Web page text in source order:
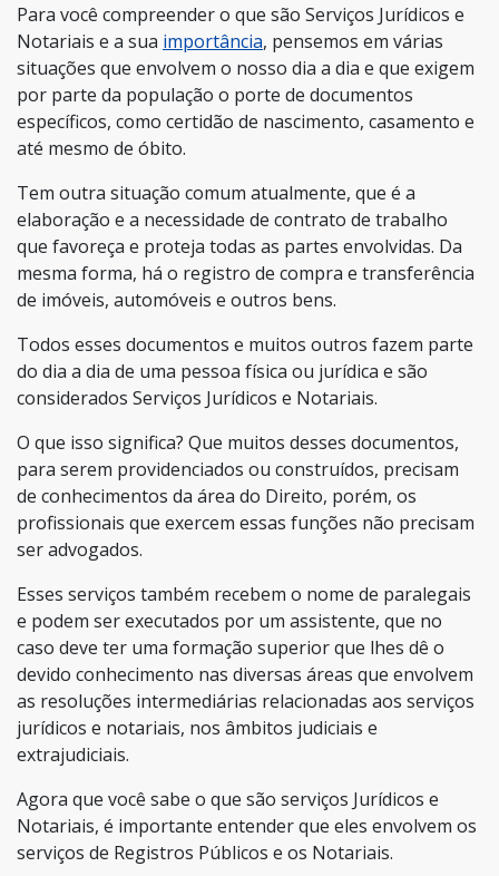
Para você compreender o que são Serviços Jurídicos e
Notariais e a sua importância, pensemos em várias
situações que envolvem o nosso dia a dia e que exigem
por parte da população o porte de documentos
específicos, como certidão de nascimento, casamento e
até mesmo de óbito.
Tem outra situação comum atualmente, que é a
elaboração e a necessidade de contrato de trabalho
que favoreça e proteja todas as partes envolvidas. Da
mesma forma, há o registro de compra e transferência
de imóveis, automóveis e outros bens.
Todos esses documentos e muitos outros fazem parte
do dia a dia de uma pessoa física ou jurídica e são
considerados Serviços Jurídicos e Notariais.
O que isso significa? Que muitos desses documentos,
para serem providenciados ou construídos, precisam
de conhecimentos da área do Direito, porém, os
profissionais que exercem essas funções não precisam
ser advogados.
Esses serviços também recebem o nome de paralegais
e podem ser executados por um assistente, que no
caso deve ter uma formação superior que lhes dê o
devido conhecimento nas diversas áreas que envolvem
as resoluções intermediárias relacionadas aos serviços
jurídicos e notariais, nos âmbitos judiciais e
extrajudiciais.
Agora que você sabe o que são serviços Jurídicos e
Notariais, é importante entender que eles envolvem os
serviços de Registros Públicos e os Notariais.